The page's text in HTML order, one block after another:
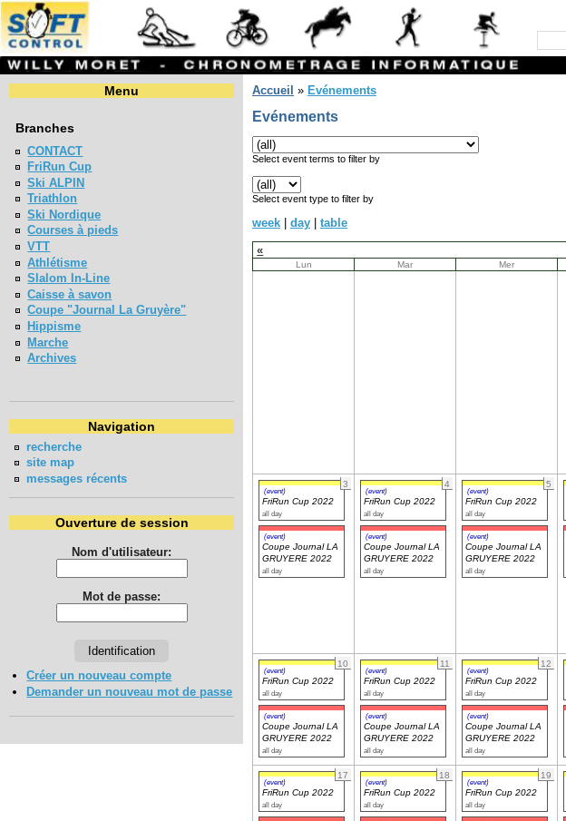
Menu
Branches
CONTACT
FriRun Cup
Ski ALPIN
Triathlon
Ski Nordique
Courses à pieds
VTT
Athlétisme
Slalom In-Line
Caisse à savon
Coupe "Journal La Gruyère"
Hippisme
Marche
Archives
Navigation
recherche
site map
messages récents
Ouverture de session
Nom d'utilisateur:
Mot de passe:
Créer un nouveau compte
Demander un nouveau mot de passe
Accueil » Evénements
Evénements
Select event terms to filter by
Select event type to filter by
week day
table
«
Lun Mar Mer
3
(event)
FriRun Cup 2022
all day
(event)
Coupe Journal LA
GRUYERE 2022
all day
4
(event)
FriRun Cup 2022
all day
(event)
Coupe Journal LA
GRUYERE 2022
all day
5
(event)
FriRun Cup 2022
all day
(event)
Coupe Journal LA
GRUYERE 2022
all day
10
(event)
FriRun Cup 2022
all day
(event)
Coupe Journal LA
GRUYERE 2022
all day
11
(event)
FriRun Cup 2022
all day
(event)
Coupe Journal LA
GRUYERE 2022
all day
12
(event)
FriRun Cup 2022
all day
(event)
Coupe Journal LA
GRUYERE 2022
all day
17
(event)
FriRun Cup 2022
all day
18
(event)
FriRun Cup 2022
all day
19
(event)
FriRun Cup 2022
all day